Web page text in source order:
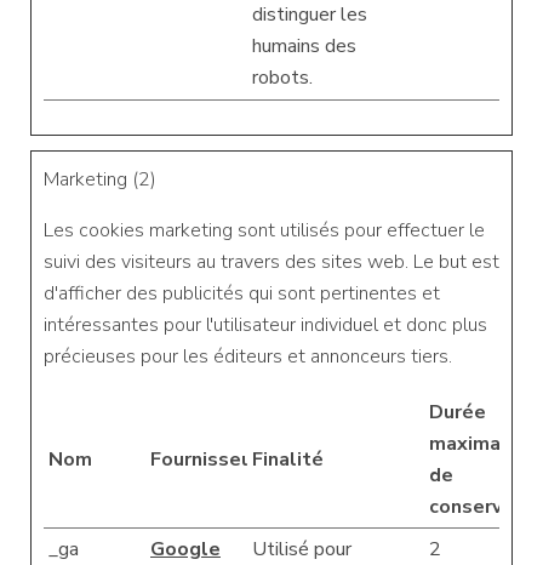
distinguer les
humains des
robots.
Marketing (2)
Les cookies marketing sont utilisés pour effectuer le
suivi des visiteurs au travers des sites web. Le but est
d'afficher des publicités qui sont pertinentes et
intéressantes pour l'utilisateur individuel et donc plus
précieuses pour les éditeurs et annonceurs tiers.
Nom FournisseurFinalité
Durée
maximale
de
_ga
Google
Utilisé pour
2